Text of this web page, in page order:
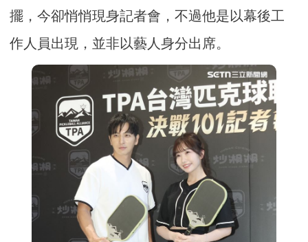
擺，今卻悄悄現身記者會，不過他是以幕後工
作人員出現，並非以藝人身分出席。